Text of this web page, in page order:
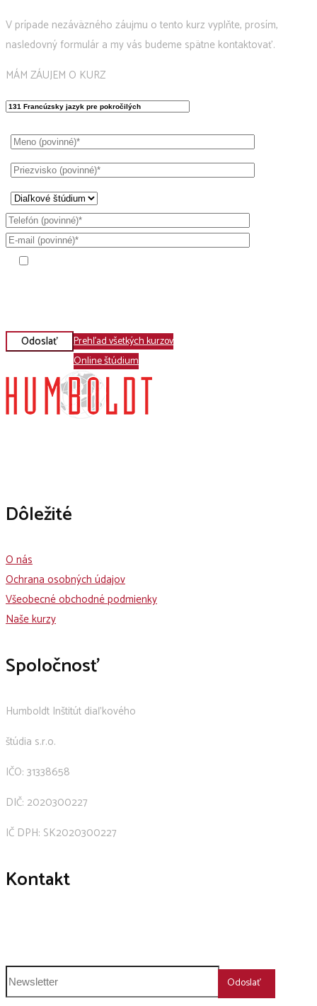
V prípade nezáväzného záujmu o tento kurz vyplňte, prosím,
nasledovný formulár a my vás budeme spätne kontaktovať.
MÁM ZÁUJEM O KURZ
Odoslať
Prehľad všetkých kurzov
Online štúdium
Dôležité
O nás
Ochrana osobných údajov
Všeobecné obchodné podmienky
Naše kurzy
Spoločnosť
Humboldt Inštitút diaľkového
štúdia s.r.o.
IČO: 31338658
DIČ: 2020300227
IČ DPH: SK2020300227
Kontakt
Odoslať